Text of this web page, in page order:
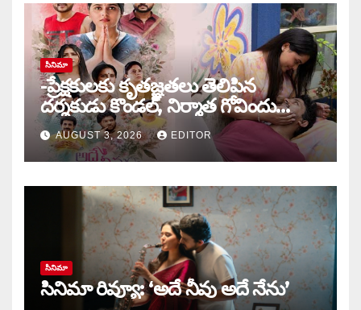
సినిమా
-ప్రేక్షకులకు కృతజ్ఞతలు తెలిపిన
దర్శకుడు కొండల్, నిర్మాత గోవిందు
కాండ్రేగుల
AUGUST 3, 2026 EDITOR
సినిమా
సినిమా రివ్యూ: ‘అదే నీవు అదే నేను’